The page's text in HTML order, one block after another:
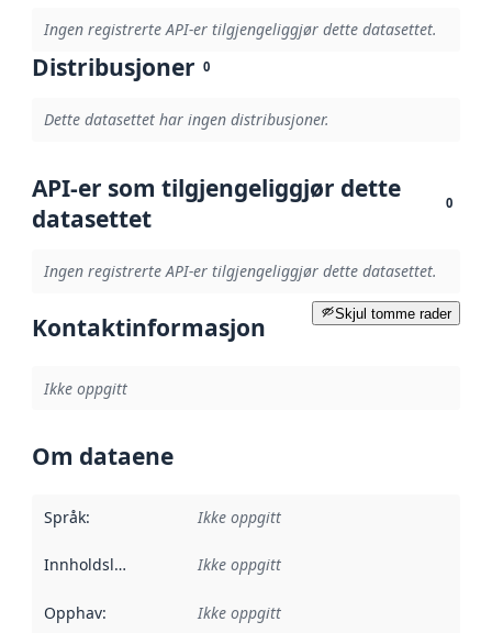
Ingen registrerte API-er tilgjengeliggjør dette datasettet.
Distribusjoner 0
Dette datasettet har ingen distribusjoner.
API-er som tilgjengeliggjør dette
datasettet
0
Ingen registrerte API-er tilgjengeliggjør dette datasettet.
Skjul tomme rader
Kontaktinformasjon
Ikke oppgitt
Om dataene
Språk: Ikke oppgitt
Innholdsleverandører :
Ikke oppgitt
Opphav: Ikke oppgitt